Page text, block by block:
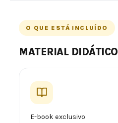
O QUE ESTÁ INCLUÍDO
MATERIAL DIDÁTICO
E-book exclusivo